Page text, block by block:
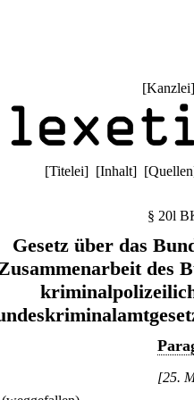
[Kanzlei
[Titelei] [Inhalt] [Quellen
§ 20l
Gesetz über das
des
[25.